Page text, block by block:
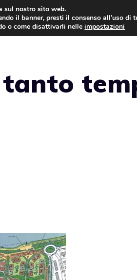
NEWS LEGGI &
sul nostro sito web.
il banner, presti il consenso all’uso di
o come disattivarli nelleimpostazioni